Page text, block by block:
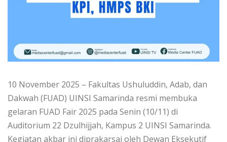
10 November 2025 – Fakultas Ushuluddin, Adab, dan
Dakwah (FUAD) UINSI Samarinda resmi membuka
gelaran FUAD Fair 2025 pada Senin (10/11) di
Auditorium 22 Dzulhijjah, Kampus 2 UINSI Samarinda.
Kegiatan akbar ini diprakarsai oleh Dewan Eksekutif